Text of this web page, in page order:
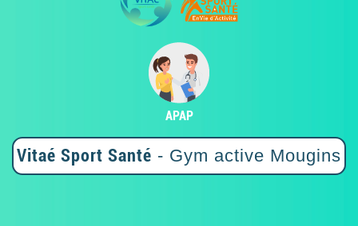
APAP
Vitaé Sport Santé - Gym active Mougins